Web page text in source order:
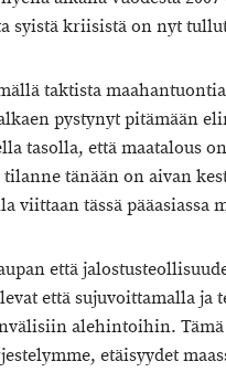
syistä kriisistä on nyt
taktista
pystynyt pitämään
tasolla, että maatalous
tilanne tänään on aivan
viittaan tässä pääasiassa
että
että sujuvoittamalla ja
alehintoihin.
etäisyydet